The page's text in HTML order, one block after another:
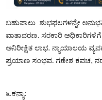
ಬಹುಪಾಲು ಶುಭಫಲಗಳನ್ನೇ
ವಾತಾವರಣ. ಸರಕಾರಿ
ಅನಿರೀಕ್ಷಿತ ಲಾಭ. ನ್ಯಾಯಾಲಯ
ಪ್ರಯಾಣ ಸಂಭವ. ಗಣೇಶ ಕವಚ,
೬.ಕನ್ಯಾ: